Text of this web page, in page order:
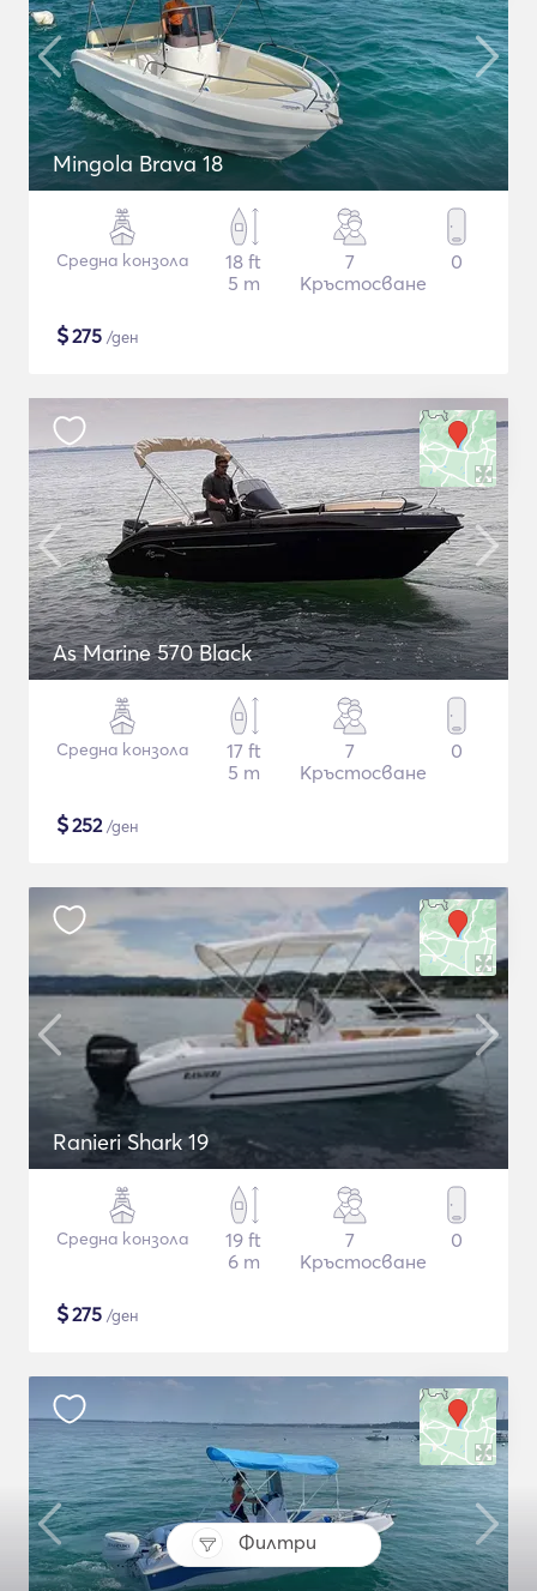
Филтри
Mingola Brava 18
Средна конзола
18 ft
5 m
7
Кръстосване
0
$275 /ден
As Marine 570 Black
Средна конзола
17 ft
5 m
7
Кръстосване
0
$252/ден
Ranieri Shark 19
Средна конзола
19 ft
6 m
7
Кръстосване
0
$275 /ден